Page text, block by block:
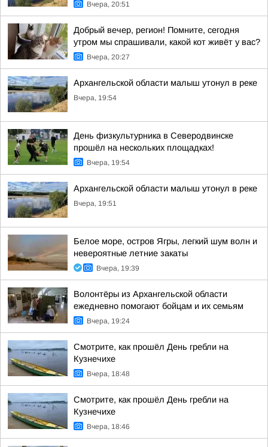
Вчера, 20:51
Добрый вечер, регион! Помните, сегодня
утром мы спрашивали, какой кот живёт у вас?
Вчера, 20:27
Архангельской области малыш утонул в реке
Вчера, 19:54
День физкультурника в Северодвинске
прошёл на нескольких площадках!
Вчера, 19:54
Архангельской области малыш утонул в реке
Вчера, 19:51
Белое море, остров Ягры, легкий шум волн и
невероятные летние закаты
Вчера, 19:39
Волонтёры из Архангельской области
ежедневно помогают бойцам и их семьям
Вчера, 19:24
Смотрите, как прошёл День гребли на
Кузнечихе
Вчера, 18:48
Смотрите, как прошёл День гребли на
Кузнечихе
Вчера, 18:46